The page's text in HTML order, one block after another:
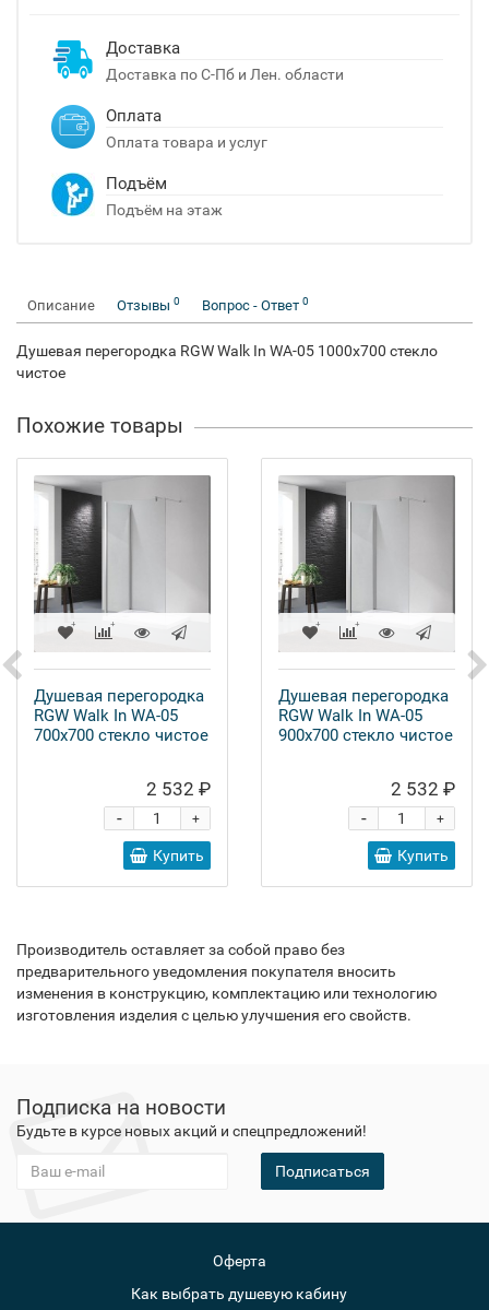
Доставка
Доставка по С-Пб и Лен. области
Оплата
Оплата товара и услуг
Подъём
Подъём на этаж
Описание Отзывы 0 Вопрос - Ответ 0
Душевая перегородка RGW Walk In WA-05 1000x700 стекло
чистое
Похожие товары
Душевая перегородка
RGW Walk In WA-05
700x700 стекло чистое
2 532 ₽
+
-
Купить
Душевая перегородка
RGW Walk In WA-05
900x700 стекло чистое
2 532 ₽
+
-
Купить
Производитель оставляет за собой право без
предварительного уведомления покупателя вносить
изменения в конструкцию, комплектацию или технологию
изготовления изделия с целью улучшения его свойств.
Подписка на новости
Будьте в курсе новых акций и спецпредложений!
Подписаться
Оферта
Как выбрать душевую кабину